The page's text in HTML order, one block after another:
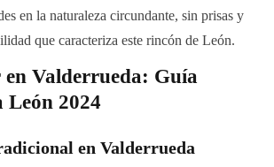
en la naturaleza circundante, sin prisas y
que caracteriza este rincón de León.
en Valderrueda: Guía
León 2024
en Valderrueda